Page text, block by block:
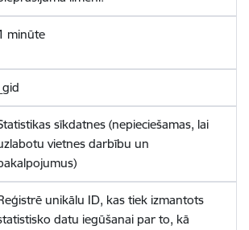
minūte
_gid
sīkdatnes (nepieciešamas, lai
vietnes darbību un
unikālu ID, kas tiek izmantots
datu iegūšanai par to, kā